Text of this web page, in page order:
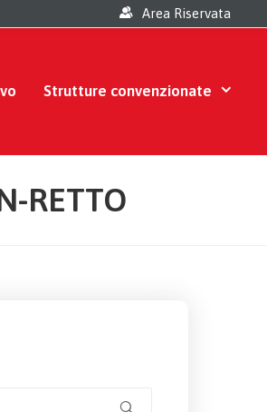
Area Riservata
Strutture convenzionate
RETTO